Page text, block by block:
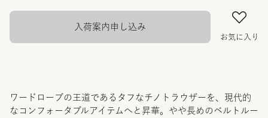
お気に入り
入荷案内申し込み
ワードローブの王道であるタフなチノトラウザーを、現代的
なコンフォータブルアイテムへと昇華。やや長めのベルトルー